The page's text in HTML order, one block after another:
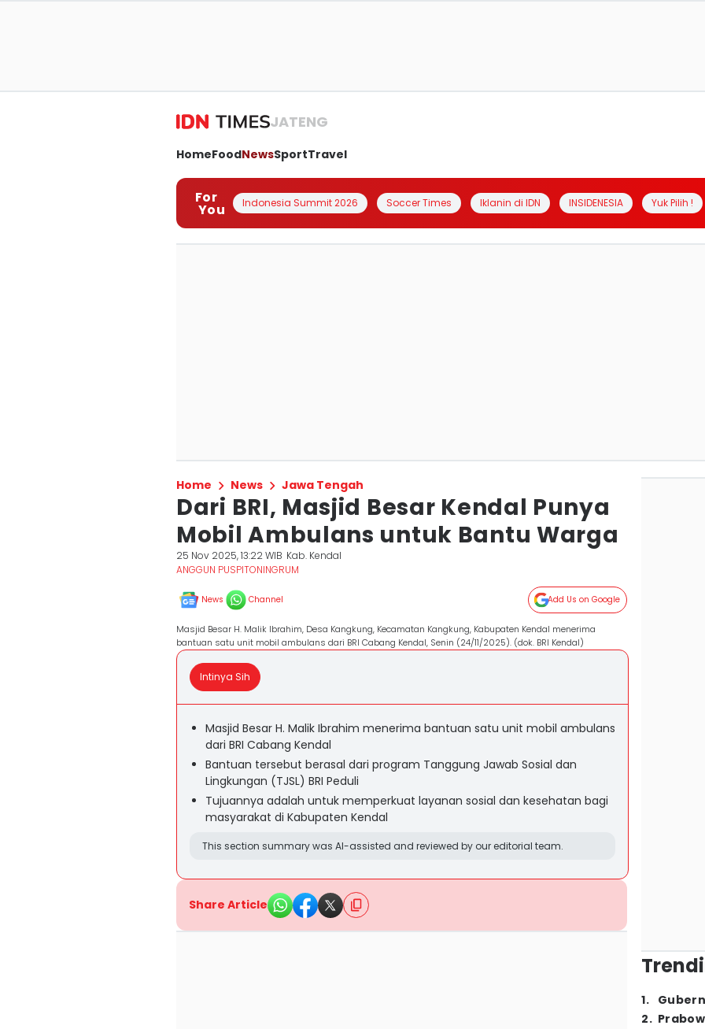
JATENG
HomeFoodNewsSportTravel
For
You Indonesia Summit 2026 Soccer Times Iklanin di IDN INSIDENESIA Yuk Pilih !
Home News Jawa Tengah
Dari BRI, Masjid Besar Kendal Punya
Mobil Ambulans untuk Bantu Warga
25 Nov 2025, 13:22 WIB Kab. Kendal
ANGGUN PUSPITONINGRUM
News Channel Add Us on Google
Masjid Besar H. Malik Ibrahim, Desa Kangkung, Kecamatan Kangkung, Kabupaten Kendal menerima
bantuan satu unit mobil ambulans dari BRI Cabang Kendal, Senin (24/11/2025). (dok. BRI Kendal)
Intinya Sih
Masjid Besar H. Malik Ibrahim menerima bantuan satu unit mobil ambulans
dari BRI Cabang Kendal
Bantuan tersebut berasal dari program Tanggung Jawab Sosial dan
Lingkungan (TJSL) BRI Peduli
Tujuannya adalah untuk memperkuat layanan sosial dan kesehatan bagi
masyarakat di Kabupaten Kendal
This section summary was AI-assisted and reviewed by our editorial team.
Share Article
1.
2.